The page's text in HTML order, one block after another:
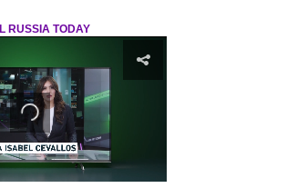
RUSSIA TODAY